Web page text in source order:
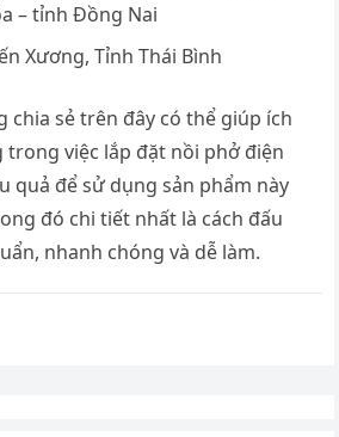
– tỉnh Đồng Nai
Xương, Tỉnh Thái Bình
chia sẻ trên đây có thể giúp ích
trong việc lắp đặt nồi phở điện
quả để sử dụng sản phẩm này
đó chi tiết nhất là cách đấu
nhanh chóng và dễ làm.